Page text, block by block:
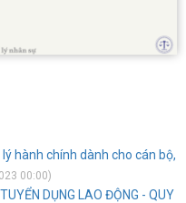
hành chính dành cho cán bộ,
00:00)
DỤNG LAO ĐỘNG - QUY